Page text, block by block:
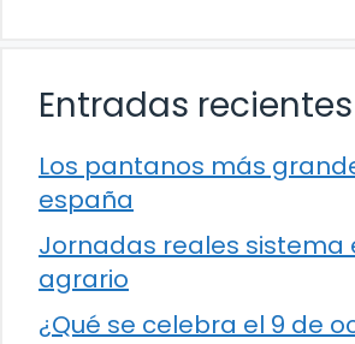
Entradas recientes
Los pantanos más
españa
Jornadas reales sistema
agrario
¿Qué se celebra el 9 de